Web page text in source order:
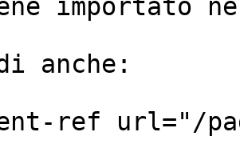
importato
anche:
ref url="/